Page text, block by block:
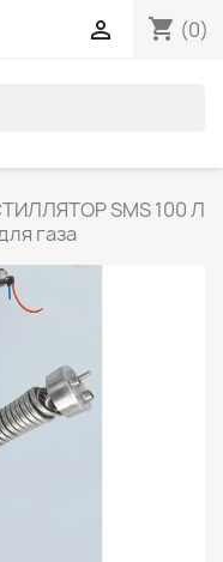
shopping_cart (0)

SMS 100 Л
газа